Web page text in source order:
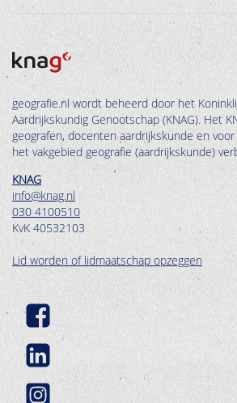
geografie.nl wordt beheerd door het
Aardrijkskundig Genootschap (KNAG). Het
geografen, docenten aardrijkskunde en
het vakgebied geografie (aardrijkskunde)
KNAG
info@knag.nl
030 4100510
KvK 40532103
Lid worden of lidmaatschap opzeggen